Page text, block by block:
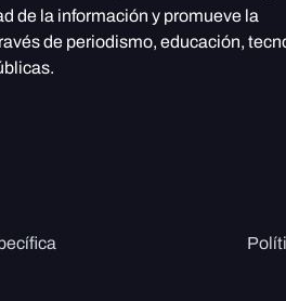
de la información y promueve la
de periodismo, educación,